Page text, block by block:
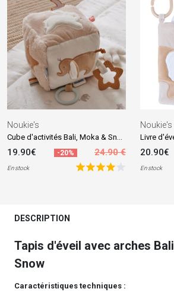
Noukie's
Cube d'activités Bali, Moka & Snow
19.90€ -20% 24.90 €
En stock
Noukie's
Livre
20.90€
En stock
DESCRIPTION
Tapis d'éveil avec arches
Snow
Caractéristiques techniques :